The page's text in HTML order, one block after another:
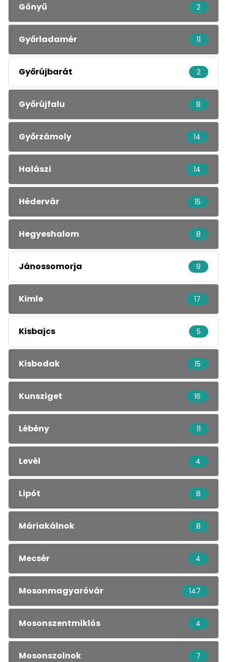
Gönyű 2
Győrladamér 11
Győrújbarát 2
Győrújfalu 8
Győrzámoly 14
Halászi 14
Hédervár 15
Hegyeshalom 8
Jánossomorja 9
Kimle 17
Kisbajcs 5
Kisbodak 15
Kunsziget 16
Lébény 11
Levél 4
Lipót 8
Máriakálnok 8
Mecsér 4
Mosonmagyaróvár 147
Mosonszentmiklós 4
Mosonszolnok 7